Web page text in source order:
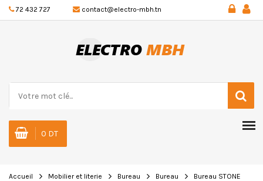
72 432 727 contact@electro-mbh.tn
0 DT
Accueil Mobilier et literie Bureau Bureau Bureau STONE